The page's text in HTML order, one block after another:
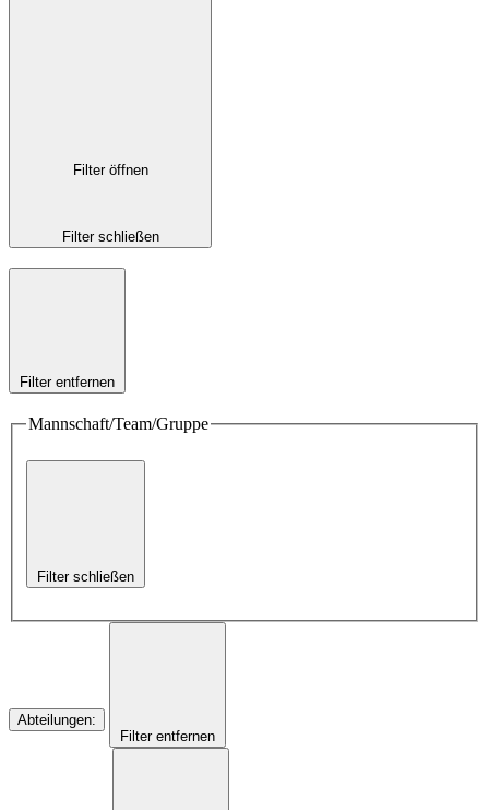
Filter öffnen
Filter schließen
Filter entfernen
Mannschaft/Team/Gruppe
Filter schließen
Abteilungen:
Filter entfernen